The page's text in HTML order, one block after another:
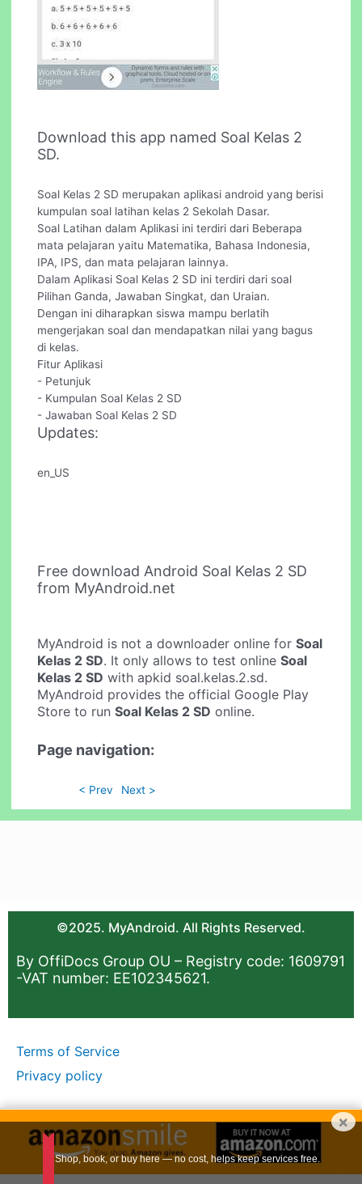
Download this app named Soal Kelas 2
SD.
Soal Kelas 2 SD merupakan aplikasi android yang berisi
kumpulan soal latihan kelas 2 Sekolah Dasar.
Soal Latihan dalam Aplikasi ini terdiri dari Beberapa
mata pelajaran yaitu Matematika, Bahasa Indonesia,
IPA, IPS, dan mata pelajaran lainnya.
Dalam Aplikasi Soal Kelas 2 SD ini terdiri dari soal
Pilihan Ganda, Jawaban Singkat, dan Uraian.
Dengan ini diharapkan siswa mampu berlatih
mengerjakan soal dan mendapatkan nilai yang bagus
di kelas.
Fitur Aplikasi
- Petunjuk
- Kumpulan Soal Kelas 2 SD
- Jawaban Soal Kelas 2 SD
Updates:
en_US
Free download Android Soal Kelas 2 SD
from MyAndroid.net
MyAndroid is not a downloader online forSoal
Kelas 2 SD. It only allows to test onlineSoal
Kelas 2 SD with apkid soal.kelas.2.sd.
MyAndroid provides the official Google Play
Store to runSoal Kelas 2 SD online.
Page navigation:
< Prev Next >
©2025. MyAndroid. All Rights Reserved.
By OffiDocs Group OU – Registry code: 1609791
-VAT number: EE102345621.
Terms of Service
Privacy policy
×
Shop, book, or buy here — no cost, helps keep services free.